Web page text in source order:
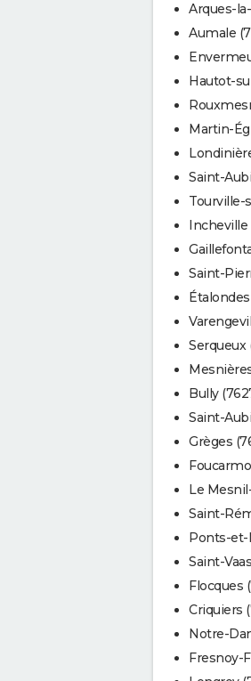
Arques-
Aumale
Hautot-
Martin-
Saint-
Tourville-
Incheville
Saint-
Serqueux
Bully
Saint-
Grèges
Le
Saint-
Ponts-et-
Saint-
Flocques
Criquiers
Notre-
Fresnoy-